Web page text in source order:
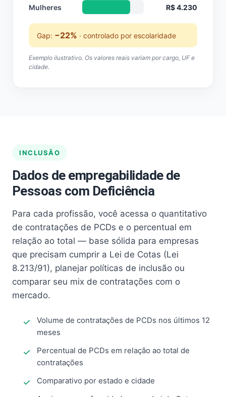
Mulheres R$ 4.230
Gap: −22% · controlado por escolaridade
Exemplo ilustrativo. Os valores reais variam por cargo, UF e
cidade.
INCLUSÃO
Dados de empregabilidade de
Pessoas com Deficiência
Para cada profissão, você acessa o quantitativo
de contratações de PCDs e o percentual em
relação ao total — base sólida para empresas
que precisam cumprir a Lei de Cotas (Lei
8.213/91), planejar políticas de inclusão ou
comparar seu mix de contratações com o
mercado.
Volume de contratações de PCDs nos últimos 12
meses
Percentual de PCDs em relação ao total de
contratações
Comparativo por estado e cidade